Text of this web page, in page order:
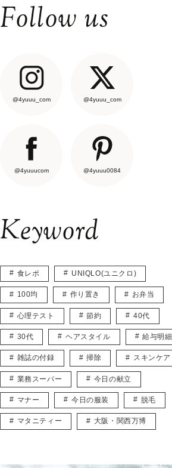
Follow us
@4yuuu_com @4yuuu_com
@4yuuucom @4yuuu0084
Keyword
食レポ UNIQLO(ユニクロ)
100均 作り置き お弁当
心理テスト 節約 40代
30代 ヘアスタイル 給与明細
雑誌の付録 掃除 スキンケア
業務スーパー 今日の献立
マナー 今日の服装 脱毛
マタニティー 大阪・関西万博